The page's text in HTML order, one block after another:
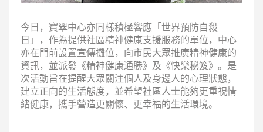
今日，寶翠中心亦同樣積極響應「世界預防自殺
日」，作為提供社區精神健康支援服務的單位，中心
亦在門前設置宣傳攤位，向市民大眾推廣精神健康的
資訊，並派發《精神健康通勝》及《快樂秘笈》。是
次活動旨在提醒大眾關注個人及身邊人的心理狀態，
建立正向的生活態度，並希望社區人士能夠更重視情
緒健康，攜手營造更關懷、更幸福的生活環境。